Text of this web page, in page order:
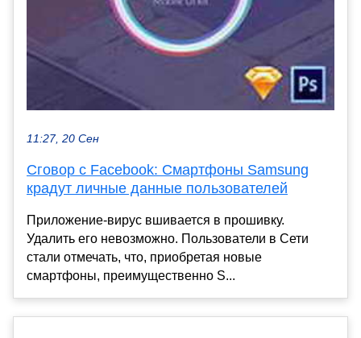
11:27, 20 Сен
Сговор с Facebook: Смартфоны Samsung
крадут личные данные пользователей
Приложение-вирус вшивается в прошивку.
Удалить его невозможно. Пользователи в Сети
стали отмечать, что, приобретая новые
смартфоны, преимущественно S...